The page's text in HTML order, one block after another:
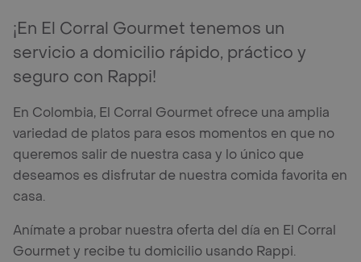
¡En El Corral Gourmet tenemos un
servicio a domicilio rápido, práctico y
seguro con Rappi!
En Colombia, El Corral Gourmet ofrece una amplia
variedad de platos para esos momentos en que no
queremos salir de nuestra casa y lo único que
deseamos es disfrutar de nuestra comida favorita en
casa.
Anímate a probar nuestra oferta del día en El Corral
Gourmet y recibe tu domicilio usando Rappi.